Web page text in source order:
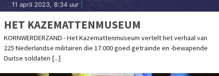
11 april 2023, 8:34 uur
HET KAZEMATTENMUSEUM
KORNWERDERZAND - Het Kazemattenmuseum vertelt het verhaal van
225 Nederlandse militairen die 17.000 goed getrainde en -bewapende
Duitse soldaten [...]